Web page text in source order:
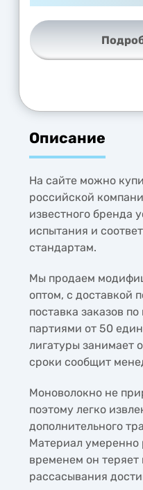
Описание
На сайте можно
российской
известного бренда
испытания и
стандартам.
Мы продаем
оптом, с доставкой
поставка заказов
партиями от 50
лигатуры занимает
сроки сообщит
Моноволокно не
поэтому легко
дополнительного
Материал умеренно
временем он теряет
рассасывания